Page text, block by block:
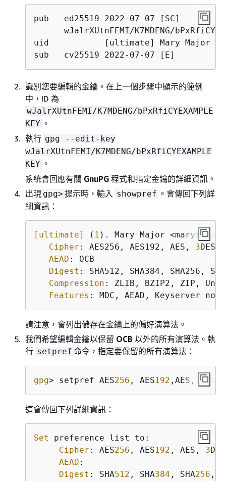
pub   ed25519 2022-07-07 [SC]
wJalrXUtnFEMI/K7MDENG/
uid           [ultimate] Mary Major
sub   cv25519 2022-07-07 [E]
識別您要編輯的金鑰。在上一個步驟中顯示的範例
中，ID 為
wJalrXUtnFEMI/K7MDENG/bPxRfiCYEXAMPLE
KEY 。
執行 gpg ‐‐edit-key
wJalrXUtnFEMI/K7MDENG/bPxRfiCYEXAMPLE
KEY 。
系統會回應有關 GnuPG 程式和指定金鑰的詳細資訊。
出現 gpg> 提示時，輸入 showpref 。會傳回下列詳
細資訊：
[ultimate] ( 1 ). Mary Major <marymajor
Cipher : AES256, AES192, AES, 3DES
AEAD : OCB
Digest : SHA512, SHA384, SHA256,
Compression : ZLIB, BZIP2, ZIP,
Features : MDC, AEAD, Keyserver no-
請注意，會列出儲存在金鑰上的偏好演算法。
我們希望編輯金鑰以保留 OCB 以外的所有演算法。執
行 setpref 命令，指定要保留的所有演算法：
gpg> setpref AES256 , AES192 ,AES, 3
這會傳回下列詳細資訊：
Set
preference list to:
Cipher : AES256 , AES192 , AES, 3DES
AEAD :
Digest : SHA512 , SHA384 , SHA256 ,